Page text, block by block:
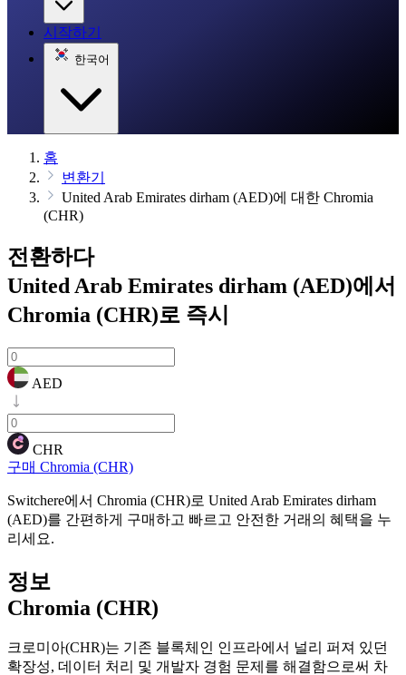
시작하기
한국어
홈
변환기
United Arab Emirates dirham (AED)에 대한 Chromia
(CHR)
전환하다
United Arab Emirates dirham (AED)에서
Chromia (CHR)로 즉시
AED
CHR
구매 Chromia (CHR)
Switchere에서 Chromia (CHR)로 United Arab Emirates dirham
(AED)를 간편하게 구매하고 빠르고 안전한 거래의 혜택을 누
리세요.
정보
Chromia (CHR)
크로미아(CHR)는 기존 블록체인 인프라에서 널리 퍼져 있던
확장성, 데이터 처리 및 개발자 경험 문제를 해결함으로써 차